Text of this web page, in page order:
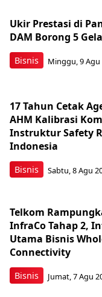
Bisnis
Ukir Prestasi di
DAM Borong 5
Minggu, 9 Agu
Bisnis
17 Tahun Cetak
AHM Kalibrasi
Instruktur Safety
Indonesia
Sabtu, 8 Agu
Bisnis
Telkom
InfraCo Tahap 2,
Utama Bisnis
Connectivity
Jumat, 7 Agu